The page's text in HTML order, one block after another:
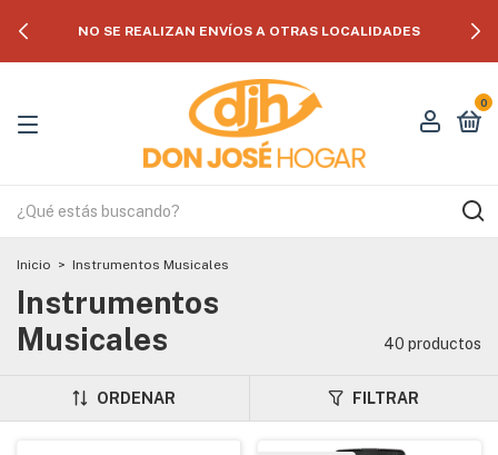
NO SE REALIZAN ENVÍOS A OTRAS LOCALIDADES
0
Inicio > Instrumentos Musicales
Instrumentos
Musicales
40 productos
ORDENAR FILTRAR